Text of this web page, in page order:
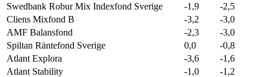
Swedbank Robur Mix Indexfond Sverige
-1,9
-2,5
Cliens Mixfond B
-3,2
-3,0
AMF Balansfond
-2,3
-3,0
Spiltan Räntefond Sverige
0,0
-0,8
Atlant Explora
-3,6
-1,6
Atlant Stability
-1,0
-1,2